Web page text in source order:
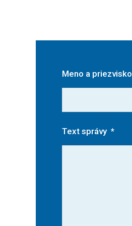
Meno a priezvisko
Text správy *